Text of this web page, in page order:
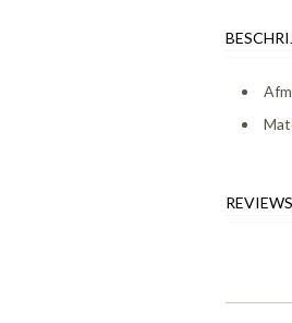
REVIEWS